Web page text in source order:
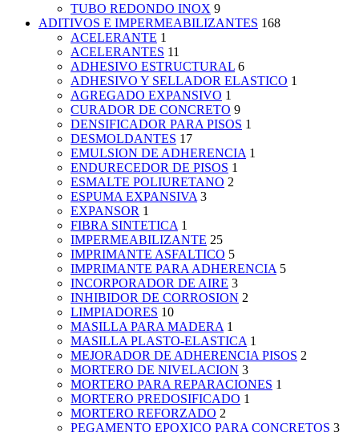
TUBO REDONDO INOX 9
ADITIVOS E IMPERMEABILIZANTES 168
ACELERANTE 1
ACELERANTES 11
ADHESIVO ESTRUCTURAL 6
ADHESIVO Y SELLADOR ELASTICO 1
AGREGADO EXPANSIVO 1
CURADOR DE CONCRETO 9
DENSIFICADOR PARA PISOS 1
DESMOLDANTES 17
EMULSION DE ADHERENCIA 1
ENDURECEDOR DE PISOS 1
ESMALTE POLIURETANO 2
ESPUMA EXPANSIVA 3
EXPANSOR 1
FIBRA SINTETICA 1
IMPERMEABILIZANTE 25
IMPRIMANTE ASFALTICO 5
IMPRIMANTE PARA ADHERENCIA 5
INCORPORADOR DE AIRE 3
INHIBIDOR DE CORROSION 2
LIMPIADORES 10
MASILLA PARA MADERA 1
MASILLA PLASTO-ELASTICA 1
MEJORADOR DE ADHERENCIA PISOS 2
MORTERO DE NIVELACION 3
MORTERO PARA REPARACIONES 1
MORTERO PREDOSIFICADO 1
MORTERO REFORZADO 2
PEGAMENTO EPOXICO PARA CONCRETOS 3